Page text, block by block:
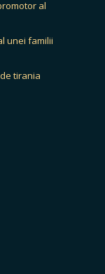
al
unei familii
de tirania